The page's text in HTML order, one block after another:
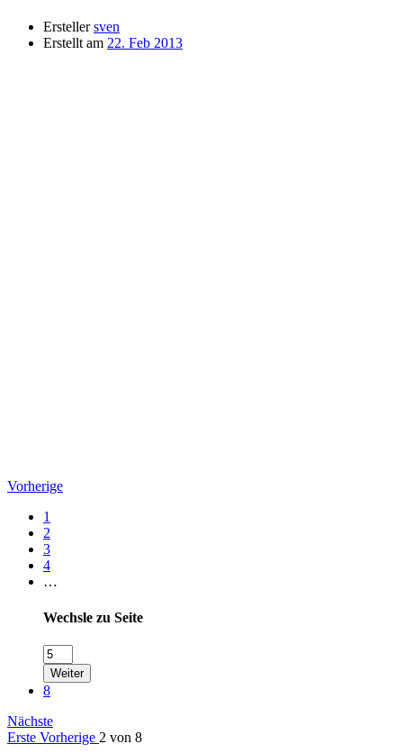
Ersteller sven
Erstellt am 22. Feb 2013
Vorherige
1
2
3
4
…
Wechsle zu Seite
Weiter
8
Nächste
Erste Vorherige 2 von 8